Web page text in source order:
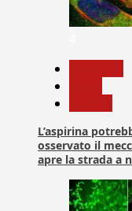
L’aspirina
osservato il
apre la strada a